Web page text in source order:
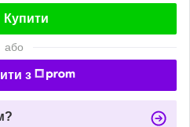
Купити
або
з